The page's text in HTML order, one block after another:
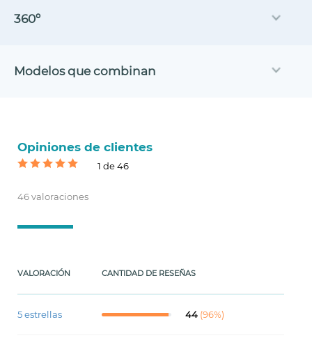
360º
Modelos que combinan
Opiniones de clientes
1 de 46
46 valoraciones
VALORACIÓN CANTIDAD DE RESEÑAS
5 estrellas 44 (96%)